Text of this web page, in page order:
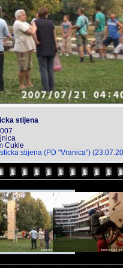
stijena
Cukle
stijena (PD "Vranica")